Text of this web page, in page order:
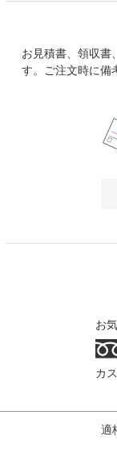
お見積書、領収書
す。ご注文時に備
お
カ
適